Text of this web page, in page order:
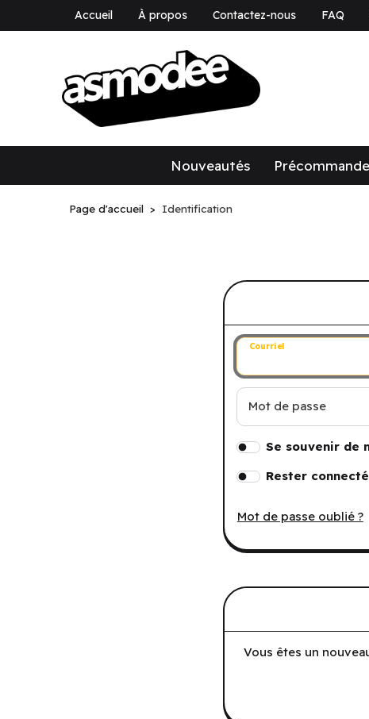
Accueil À propos Contactez-nous FAQ
Nouveautés
Page d'accueil Identification
Connectez-
Courriel
Mot de passe
Se souvenir de
Rester
Mot de passe oublié ?
Vous êtes un